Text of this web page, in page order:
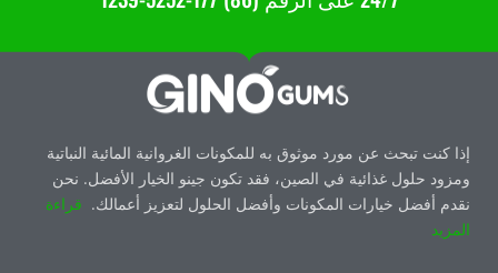
إذا كنت تبحث عن مورد موثوق به للمكونات الغروانية المائية النباتية
ومزود حلول غذائية في الصين، فقد تكون جينو الخيار الأفضل. نحن
نقدم أفضل خيارات المكونات وأفضل الحلول لتعزيز أعمالك. قراءة
المزيد